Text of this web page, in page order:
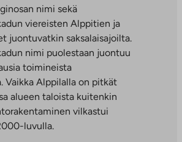
nimi sekä
viereisten Alppitien ja
juontuvatkin saksalaisajoilta.
nimi puolestaan juontuu
toimineista
Vaikka Alppilalla on pitkät
alueen taloista kuitenkin
vilkastui
luvulla.